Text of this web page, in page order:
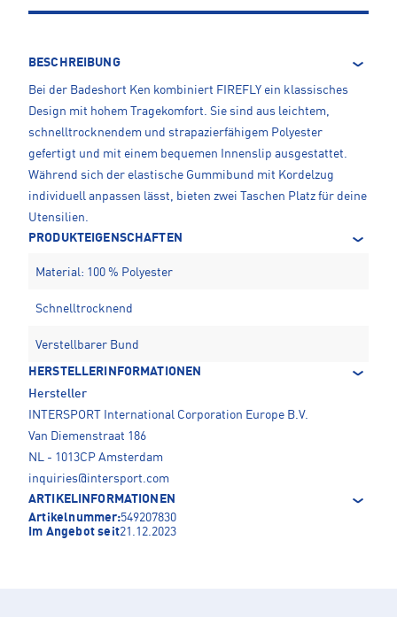
BESCHREIBUNG
Bei der Badeshort Ken kombiniert FIREFLY ein klassisches
Design mit hohem Tragekomfort. Sie sind aus leichtem,
schnelltrocknendem und strapazierfähigem Polyester
gefertigt und mit einem bequemen Innenslip ausgestattet.
Während sich der elastische Gummibund mit Kordelzug
individuell anpassen lässt, bieten zwei Taschen Platz für deine
Utensilien.
PRODUKTEIGENSCHAFTEN
Material: 100 % Polyester
Schnelltrocknend
Verstellbarer Bund
HERSTELLERINFORMATIONEN
Hersteller
INTERSPORT International Corporation Europe B.V.
Van Diemenstraat 186
NL - 1013CP Amsterdam
inquiries@intersport.com
ARTIKELINFORMATIONEN
Artikelnummer:549207830
Im Angebot seit21.12.2023